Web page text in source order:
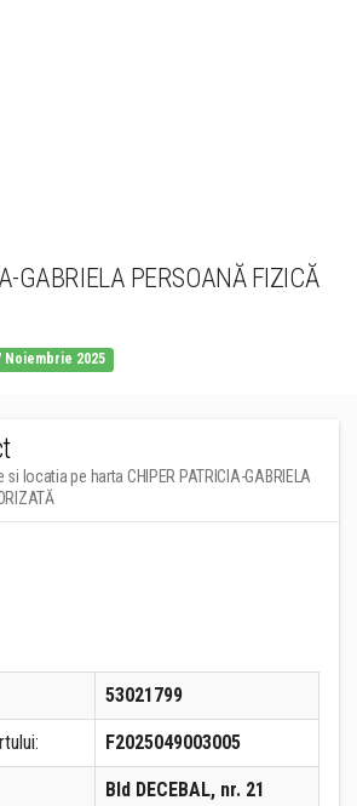
GABRIELA PERSOANĂ FIZICĂ
Noiembrie 2025
locatia pe harta CHIPER PATRICIA-GABRIELA
53021799
F2025049003005
Bld DECEBAL, nr. 21